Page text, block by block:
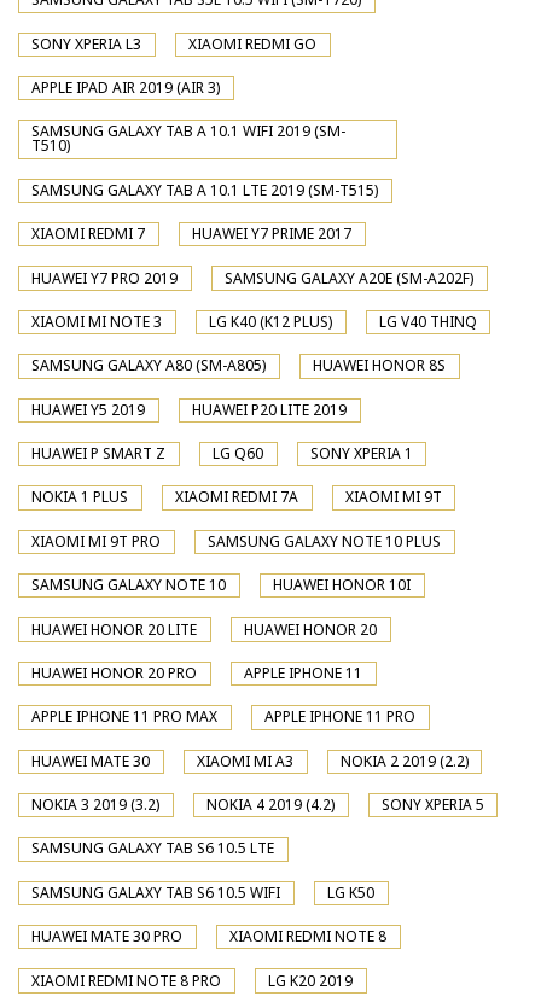
SONY XPERIA L3 XIAOMI REDMI GO
APPLE IPAD AIR 2019 (AIR 3)
SAMSUNG GALAXY TAB A 10.1 WIFI 2019 (SM-
T510)
SAMSUNG GALAXY TAB A 10.1 LTE 2019 (SM-T515)
XIAOMI REDMI 7 HUAWEI Y7 PRIME 2017
HUAWEI Y7 PRO 2019 SAMSUNG GALAXY A20E (SM-A202F)
XIAOMI MI NOTE 3 LG K40 (K12 PLUS) LG V40 THINQ
SAMSUNG GALAXY A80 (SM-A805) HUAWEI HONOR 8S
HUAWEI Y5 2019 HUAWEI P20 LITE 2019
HUAWEI P SMART Z LG Q60 SONY XPERIA 1
NOKIA 1 PLUS XIAOMI REDMI 7A XIAOMI MI 9T
XIAOMI MI 9T PRO SAMSUNG GALAXY NOTE 10 PLUS
SAMSUNG GALAXY NOTE 10 HUAWEI HONOR 10I
HUAWEI HONOR 20 LITE HUAWEI HONOR 20
HUAWEI HONOR 20 PRO APPLE IPHONE 11
APPLE IPHONE 11 PRO MAX APPLE IPHONE 11 PRO
HUAWEI MATE 30 XIAOMI MI A3 NOKIA 2 2019 (2.2)
NOKIA 3 2019 (3.2) NOKIA 4 2019 (4.2) SONY XPERIA 5
SAMSUNG GALAXY TAB S6 10.5 LTE
SAMSUNG GALAXY TAB S6 10.5 WIFI LG K50
HUAWEI MATE 30 PRO XIAOMI REDMI NOTE 8
XIAOMI REDMI NOTE 8 PRO LG K20 2019